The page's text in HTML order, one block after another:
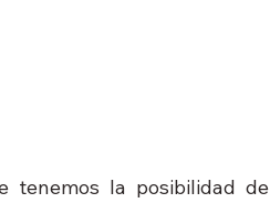
tenemos la posibilidad de